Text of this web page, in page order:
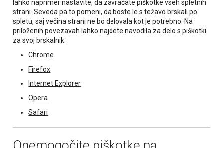
lahko naprimer nastavite, da zavračate piškotke vseh spletnih
strani. Seveda pa to pomeni, da boste le s težavo brskali po
spletu, saj večina strani ne bo delovala kot je potrebno. Na
priloženih povezavah lahko najdete navodila za delo s piškotki
za svoj brskalnik:
Chrome
Firefox
Internet Explorer
Opera
Safari
Onemogočite piškotke na